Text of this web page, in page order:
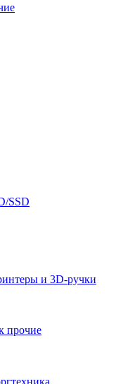
SSD
и 3D-ручки
прочие